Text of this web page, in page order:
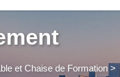
et Chaise de Formation>